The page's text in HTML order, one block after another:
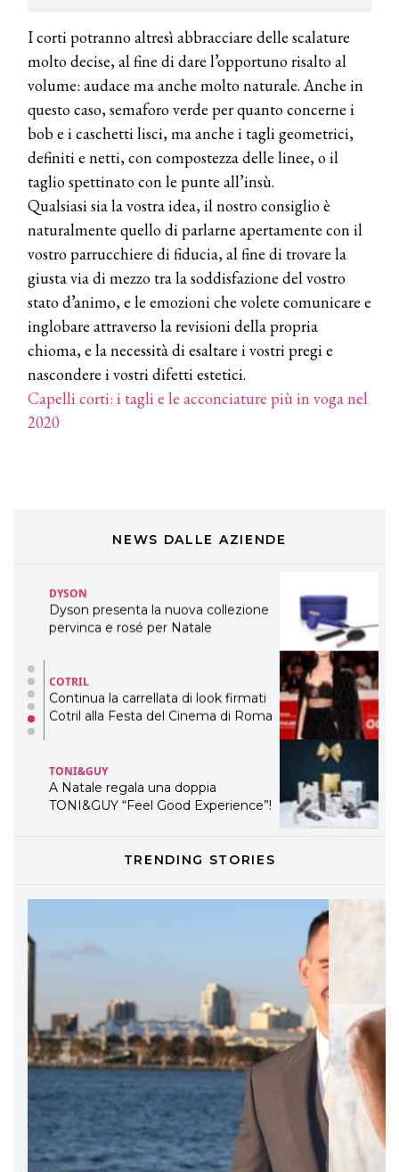
I corti potranno altresì abbracciare delle scalature
molto decise, al fine di dare l’opportuno risalto al
volume: audace ma anche molto naturale. Anche in
questo caso, semaforo verde per quanto concerne i
bob e i caschetti lisci, ma anche i tagli geometrici,
definiti e netti, con compostezza delle linee, o il
taglio spettinato con le punte all’insù.
Qualsiasi sia la vostra idea, il nostro consiglio è
naturalmente quello di parlarne apertamente con il
vostro parrucchiere di fiducia, al fine di trovare la
giusta via di mezzo tra la soddisfazione del vostro
stato d’animo, e le emozioni che volete comunicare e
inglobare attraverso la revisioni della propria
chioma, e la necessità di esaltare i vostri pregi e
nascondere i vostri difetti estetici.
Capelli corti: i tagli e le acconciature più in voga nel
2020
NEWS DALLE AZIENDE
DYSON
Dyson presenta la nuova collezione
pervinca e rosé per Natale
COTRIL
Continua la carrellata di look firmati
Cotril alla Festa del Cinema di Roma
A Natale regala una doppia
TONI&GUY “Feel Good Experience”!
TONI&GUY
LABEL.M lancia la sua innovativa ed
eco-sostenibile linea di prodotti
professionali
Davines presenta cofanetti beauty
preziosi per un regalo adatto ad
Dyson presenta la nuova collezione
pervinca e rosé per Natale
Continua la carrellata di look firmati
Cotril alla Festa del Cinema di Roma
A Natale regala una doppia
TONI&GUY “Feel Good Experience”!
eco-sostenibile linea di prodotti
TRENDING STORIES